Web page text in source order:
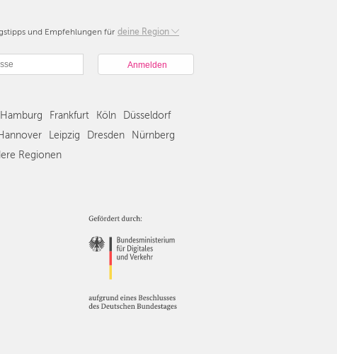
und Empfehlungen für deine Region
Berlin
Hamburg
Düsseldorf
Stuttgart
Nürnberg
Wien
Zürich
Hamburg Frankfurt Köln
Düsseldorf
Leipzig Dresden
Nürnberg
Regionen